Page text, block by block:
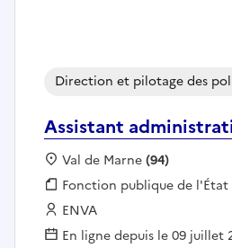
Assistant
Direction et pilotage des
Localisation :
Val de Marne(94)
Fonction publique :
Fonction publique de l'État
Employeur :
ENVA
En ligne depuis le 09 juillet